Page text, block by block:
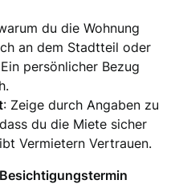
du die Wohnung
an dem Stadtteil oder
persönlicher Bezug
: Zeige durch Angaben zu
du die Miete sicher
Vermietern Vertrauen.